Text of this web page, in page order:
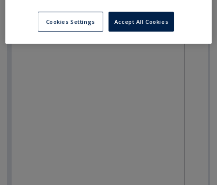
Cookies Settings Accept All Cookies